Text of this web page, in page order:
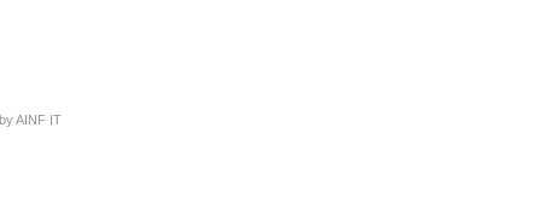
byAINF IT